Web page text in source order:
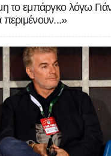
το εμπάργκο λόγω